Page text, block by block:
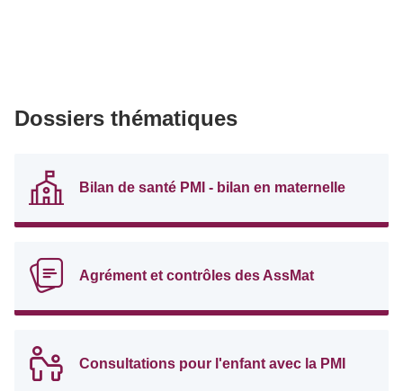
Dossiers thématiques
Bilan de santé PMI - bilan en maternelle
Agrément et contrôles des AssMat
Consultations pour l'enfant avec la PMI